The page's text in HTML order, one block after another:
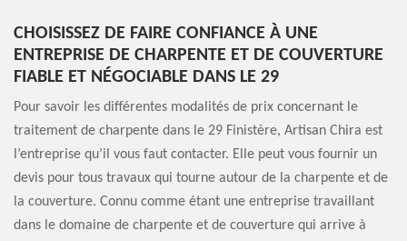
CHOISISSEZ DE FAIRE CONFIANCE À UNE
ENTREPRISE DE CHARPENTE ET DE COUVERTURE
FIABLE ET NÉGOCIABLE DANS LE 29
Pour savoir les différentes modalités de prix concernant le
traitement de charpente dans le 29 Finistère, Artisan Chira est
l’entreprise qu’il vous faut contacter. Elle peut vous fournir un
devis pour tous travaux qui tourne autour de la charpente et de
la couverture. Connu comme étant une entreprise travaillant
dans le domaine de charpente et de couverture qui arrive à